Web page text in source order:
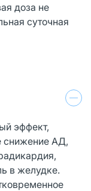
доза не
суточная
эффект,
снижение АД,
в желудке.